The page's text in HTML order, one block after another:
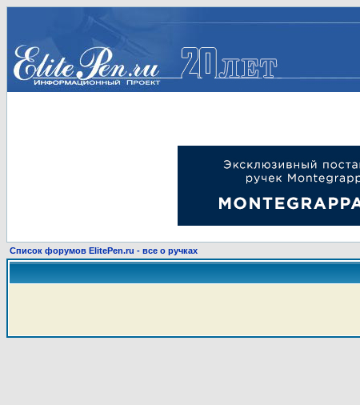
Список форумов ElitePen.ru - все о ручках